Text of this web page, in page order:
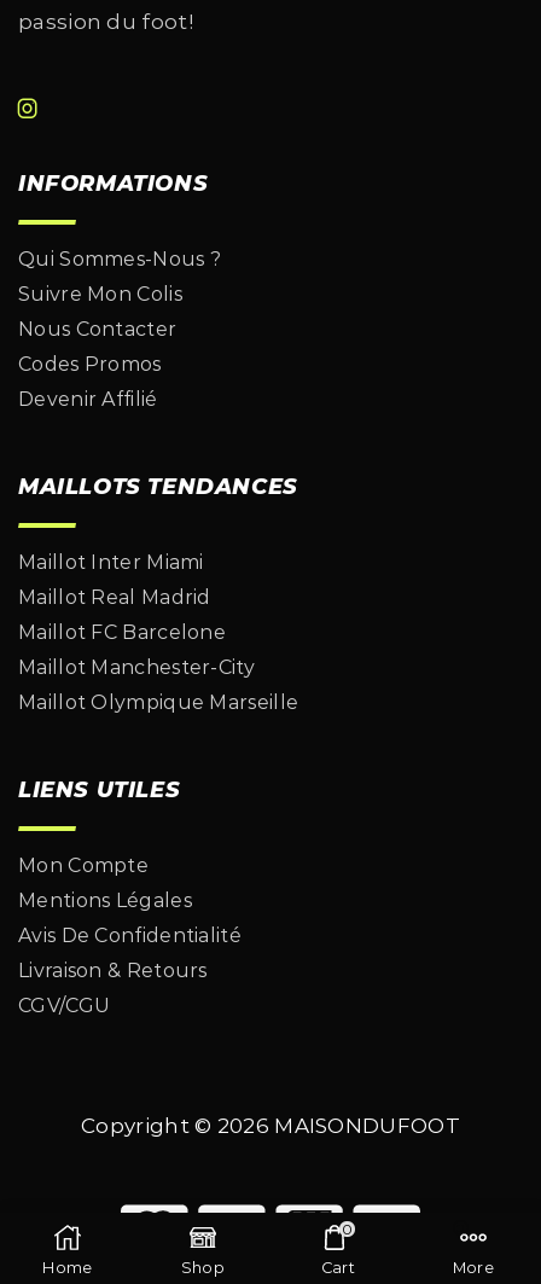
passion du foot!
INFORMATIONS
Qui Sommes-Nous ?
Suivre Mon Colis
Nous Contacter
Codes Promos
Devenir Affilié
MAILLOTS TENDANCES
Maillot Inter Miami
Maillot Real Madrid
Maillot FC Barcelone
Maillot Manchester-City
Maillot Olympique Marseille
LIENS UTILES
Mon Compte
Mentions Légales
Avis De Confidentialité
Livraison & Retours
CGV/CGU
Copyright © 2026 MAISONDUFOOT
Home Shop
0
Cart More